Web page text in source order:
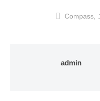
Compass,
admin